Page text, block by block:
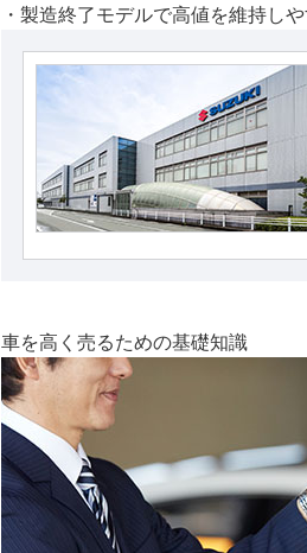
・製造終了モデルで高値を維持し
車を高く売るための基礎知識